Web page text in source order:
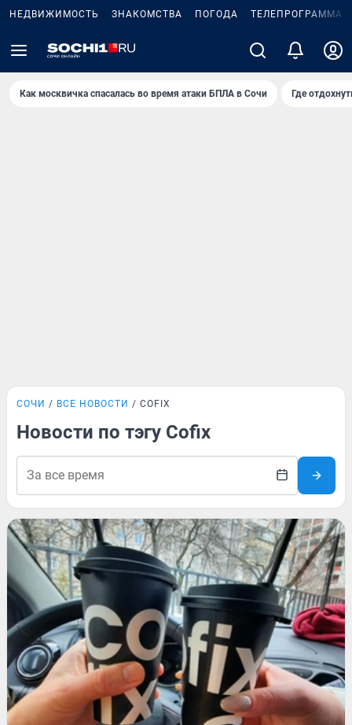
НЕДВИЖИМОСТЬ ЗНАКОМСТВА ПОГОДА ТЕЛЕПРОГРАММА
Как москвичка спасалась во время атаки БПЛА в Сочи Где
СОЧИ ВСЕ НОВОСТИ COFIX
Новости по тэгу Cofix